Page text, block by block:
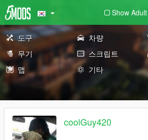
Show Adult
도구 차량
무기
스크립트
맵
기타
coolGuy420